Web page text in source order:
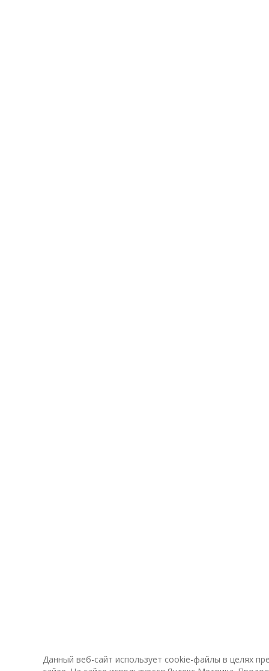
Данный веб-сайт использует cookie-файлы в целях